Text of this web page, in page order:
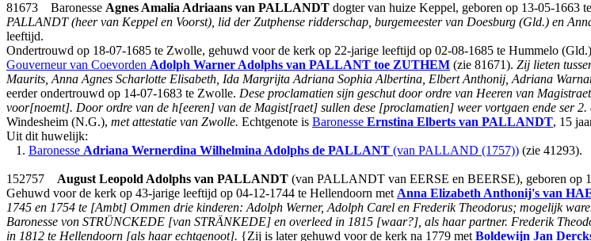
81673 Baronesse Agnes Amalia Adriaans van PALLANDT dogter van huize Keppel, geboren op 13-05-1663
PALLANDT (heer van Keppel en Voorst), lid der Zutphense ridderschap, burgemeester van Doesburg (Gld.) en
leeftijd.
Ondertrouwd op 18-07-1685 te Zwolle, gehuwd voor de kerk op 22-jarige leeftijd op 02-08-1685 te Hummelo
Gouverneur van Coevorden Adolph Warner Adolphs van PALLANT toe ZUTHEM (zie 81671). Zij lieten
Maurits, Anna Agnes Scharlotte Elisabeth, Ida Margrijta Adriana Sophia Albertina, Elbert Anthonij, Adriana
eerder ondertrouwd op 14-07-1683 te Zwolle. Dese proclamatien sijn geschut door ordre van Heeren van
voor[noemt]. Door ordre van de h[eeren] van de Magist[raet] sullen dese [proclamatien] weer vortgaen ende ser 2.
Windesheim (N.G.), met attestatie van Zwolle. Echtgenote is Baronesse Ernstina Elberts van PALLANDT, 15
Uit dit huwelijk:
1. Baronesse Adriana Wernerdina Wilhelmina Adolphs de PALLANT (van PALLAND (1757)) (zie 41293).
152757 August Leopold Adolphs van PALLANDT (van PALLANDT van EERSE en BEERSE), geboren op
Gehuwd voor de kerk op 43-jarige leeftijd op 04-12-1744 te Hellendoorn met Anna Elizabeth Anthonij's van
1745 en 1754 te [Ambt] Ommen drie kinderen: Adolph Werner, Adolph Carel en Frederik Theodorus; mogelijk
Baronesse von STRÜNCKEDE [van STRÄNKEDE] en overleed in 1815 [waar?], als haar partner. Frederik
in 1812 te Hellendoorn [als haar echtgenoot]. {Zij is later gehuwd voor de kerk na 1779 met Boldewijn Jan